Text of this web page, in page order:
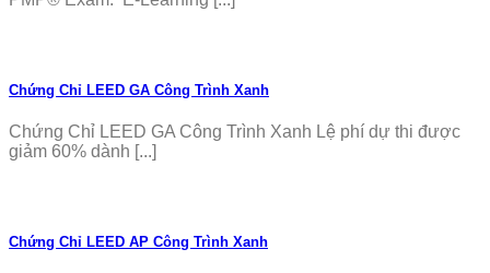
Chứng Chỉ LEED GA Công Trình Xanh
Chứng Chỉ LEED GA Công Trình Xanh Lệ phí dự thi được
giảm 60% dành [...]
Chứng Chỉ LEED AP Công Trình Xanh